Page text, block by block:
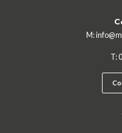
M:
T: